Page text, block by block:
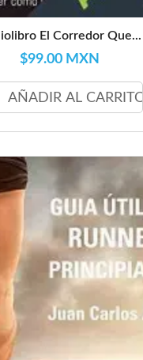
El Corredor Que...
$99.00 MXN
AÑADIR AL CARRITO